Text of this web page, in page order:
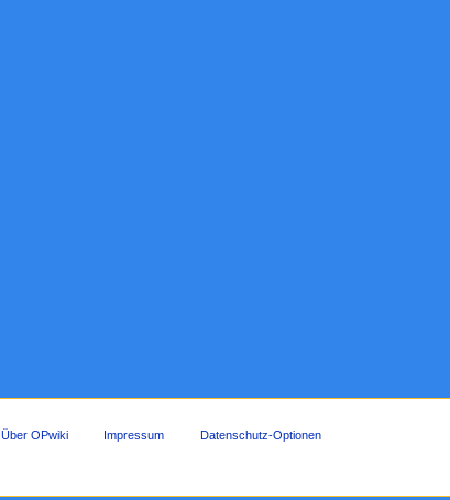
Über OPwiki Impressum Datenschutz-Optionen